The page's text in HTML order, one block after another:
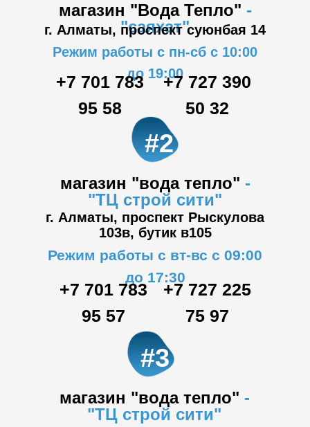
магазин "Вода Тепло" -
"саяхат"
г. Алматы, проспект суюнбая 14
магазин "вода тепло" -
"ТЦ строй сити"
#2
г. Алматы, проспект Рыскулова
103в, бутик в105
Режим работы с пн-сб с 10:00
до 19:00
Режим работы с вт-вс с 09:00
до 17:30
магазин "вода тепло" -
"ТЦ строй сити"
#3
+7 701 783
95 58
+7 701 783
95 57
+7 727 225
75 97
+7 727 390
50 32